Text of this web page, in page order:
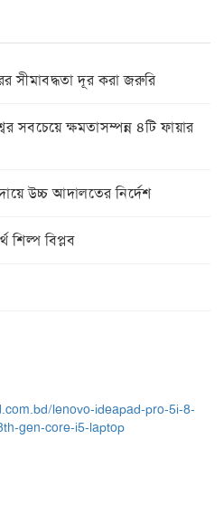
সীমাবদ্ধতা দূর করা জরুরি
সবচেয়ে ক্ষমতাসম্পন্ন ৪টি ফায়ার
উচ্চ আদালতের নির্দেশ
শিল্প বিপ্লব